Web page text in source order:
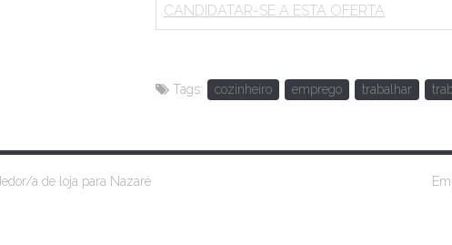
CANDIDATAR-SE A ESTA OFERTA
Tags: cozinheiro emprego trabalhar
a de loja para Nazaré